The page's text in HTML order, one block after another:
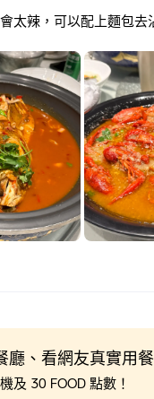
太辣，可以配上麵包去
特色菜，滑而不膩，很
！
非常好的東坡肉！ 👍
不高，很適合減肥人士
）與蒜香的小龍蝦，
、看網友真實用餐
及 30 FOOD 點數！